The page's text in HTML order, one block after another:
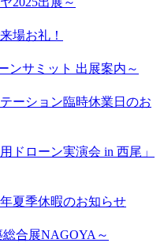
場お礼！
ンサミット 出展案内～
ーション臨時休業日のお
ドローン実演会 in 西尾」
夏季休暇のお知らせ
合展NAGOYA～